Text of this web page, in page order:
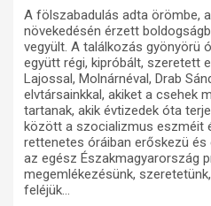
A fölszabadulás adta örömbe,
növekedésén érzett
vegyült. A találkozás gyönyörü
együtt régi, kipróbált, szeretett
Lajossal, Molnárnéval, Drab
elvtársainkkal, akiket a csehek
tartanak, akik évtizedek óta
között a szocializmus eszméit
rettenetes óráiban erőskezü
az egész Északmagyarország
megemlékezésünk,
feléjük…